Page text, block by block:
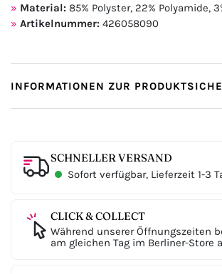
Material: 85% Polyster, 22% Polyamide,
Artikelnummer: 426058090
INFORMATIONEN ZUR
SCHNELLER VERSAND
Sofort verfügbar, Lieferzeit 1-3
CLICK & COLLECT
Während unserer Öffnungszeiten
am gleichen Tag im Berliner-Store